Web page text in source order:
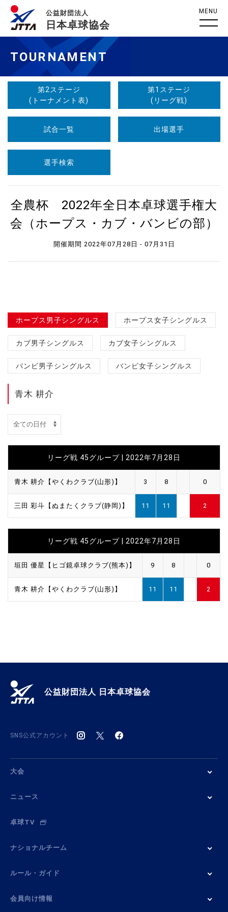
公益財団法人
日本卓球協会
MENU
TOURNAMENT
第2ステージ
(トーナメント表)
第1ステージ
(リーグ戦)
試合一覧 出場選手
選手検索
全農杯 2022年全日本卓球選手権大
会（ホープス・カブ・バンビの部）
開催期間 2022年07月28日 - 07月31日
ホープス男子シングルス ホープス女子シングルス
カブ男子シングルス カブ女子シングルス
バンビ男子シングルス バンビ女子シングルス
青木 耕介
リーグ戦 45グループ | 2022年7月28日
青木 耕介【やくわクラブ(山形)】 3 8 0
三田 彩斗【ぬまたくクラブ(静岡)】 11 11 2
リーグ戦 45グループ | 2022年7月28日
垣田 優星【ヒゴ鏡卓球クラブ(熊本)】 9 8 0
青木 耕介【やくわクラブ(山形)】 11 11 2
公益財団法人 日本卓球協会
SNS公式アカウント
大会
ニュース
卓球TV
ナショナルチーム
ルール・ガイド
会員向け情報